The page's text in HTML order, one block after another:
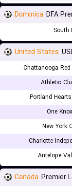
Dominica DFA
South
United States
Chattanooga
Athletic
Portland
One
New York
Charlotte
Antelope
Canada Premier